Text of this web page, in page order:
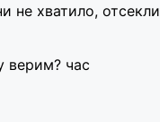
не хватило, отсекли
верим? час